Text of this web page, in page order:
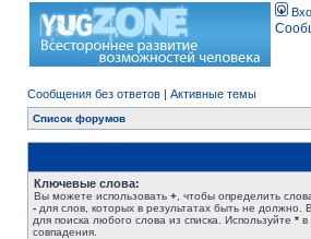
Сообщения без ответов | Активные темы
Список форумов
Ключевые слова:
Вы можете использовать + , чтобы определить
- для слов, которых в результатах быть не
для поиска любого слова из списка. Используйте * в
совпадения.